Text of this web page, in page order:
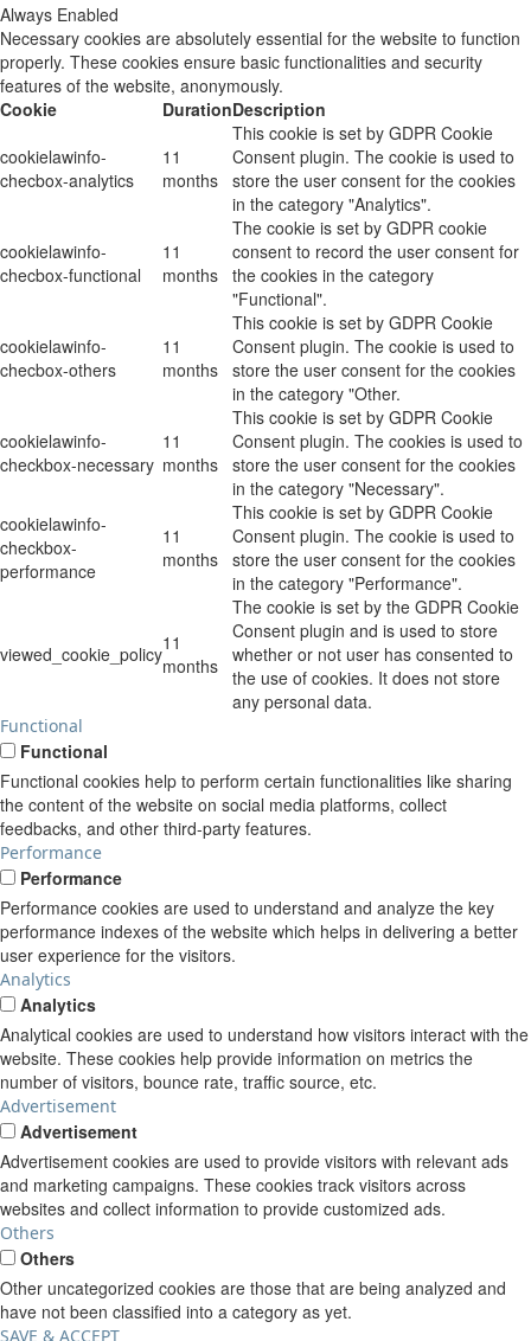
Always Enabled
Necessary cookies are absolutely essential for the website to function
properly. These cookies ensure basic functionalities and security
features of the website, anonymously.
Cookie
DurationDescription
cookielawinfo-
checbox-analytics
11
months
This cookie is set by GDPR Cookie
Consent plugin. The cookie is used to
store the user consent for the cookies
in the category "Analytics".
cookielawinfo-
checbox-functional
11
months
The cookie is set by GDPR cookie
consent to record the user consent for
the cookies in the category
"Functional".
cookielawinfo-
checbox-others
11
months
This cookie is set by GDPR Cookie
Consent plugin. The cookie is used to
store the user consent for the cookies
in the category "Other.
cookielawinfo-
checkbox-necessary
11
months
This cookie is set by GDPR Cookie
Consent plugin. The cookies is used to
store the user consent for the cookies
in the category "Necessary".
cookielawinfo-
checkbox-
performance
11
months
This cookie is set by GDPR Cookie
Consent plugin. The cookie is used to
store the user consent for the cookies
in the category "Performance".
viewed_cookie_policy11
months
The cookie is set by the GDPR Cookie
Consent plugin and is used to store
whether or not user has consented to
the use of cookies. It does not store
any personal data.
Functional
Functional
Functional cookies help to perform certain functionalities like sharing
the content of the website on social media platforms, collect
feedbacks, and other third-party features.
Performance
Performance
Performance cookies are used to understand and analyze the key
performance indexes of the website which helps in delivering a better
user experience for the visitors.
Analytics
Analytics
Analytical cookies are used to understand how visitors interact with the
website. These cookies help provide information on metrics the
number of visitors, bounce rate, traffic source, etc.
Advertisement
Advertisement
Advertisement cookies are used to provide visitors with relevant ads
and marketing campaigns. These cookies track visitors across
websites and collect information to provide customized ads.
Others
Others
Other uncategorized cookies are those that are being analyzed and
have not been classified into a category as yet.
SAVE & ACCEPT